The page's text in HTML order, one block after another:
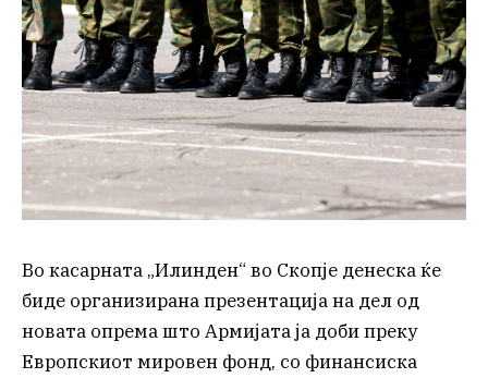
Во касарната „Илинден“ во Скопје денеска ќе
биде организирана презентација на дел од
новата опрема што Армијата ја доби преку
Европскиот мировен фонд, со финансиска